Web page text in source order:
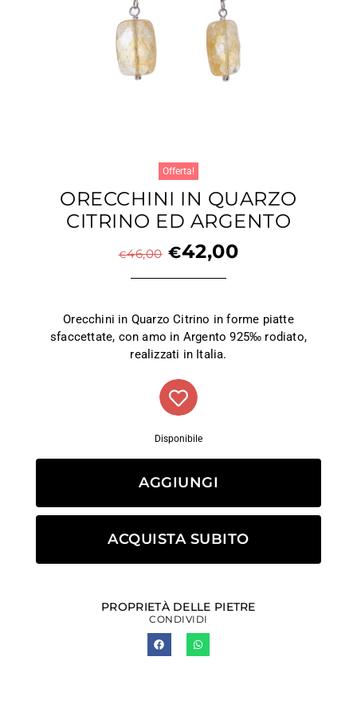
Offerta!
ORECCHINI IN QUARZO
CITRINO ED ARGENTO
€46,00 €42,00
Orecchini in Quarzo Citrino in forme piatte
sfaccettate, con amo in Argento 925‰ rodiato,
realizzati in Italia.
Disponibile
AGGIUNGI
ACQUISTA SUBITO
PROPRIETÀ DELLE PIETRE
CONDIVIDI